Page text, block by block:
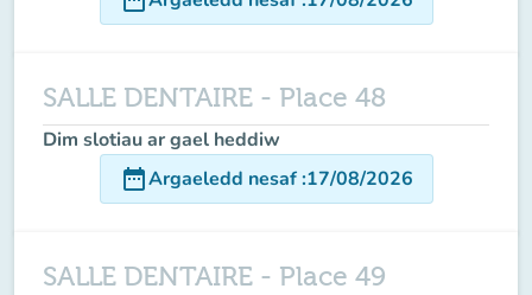
SALLE DENTAIRE - Place 48
Dim slotiau ar gael heddiw
date_rangeArgaeledd nesaf:17/08/2026
SALLE DENTAIRE - Place 49